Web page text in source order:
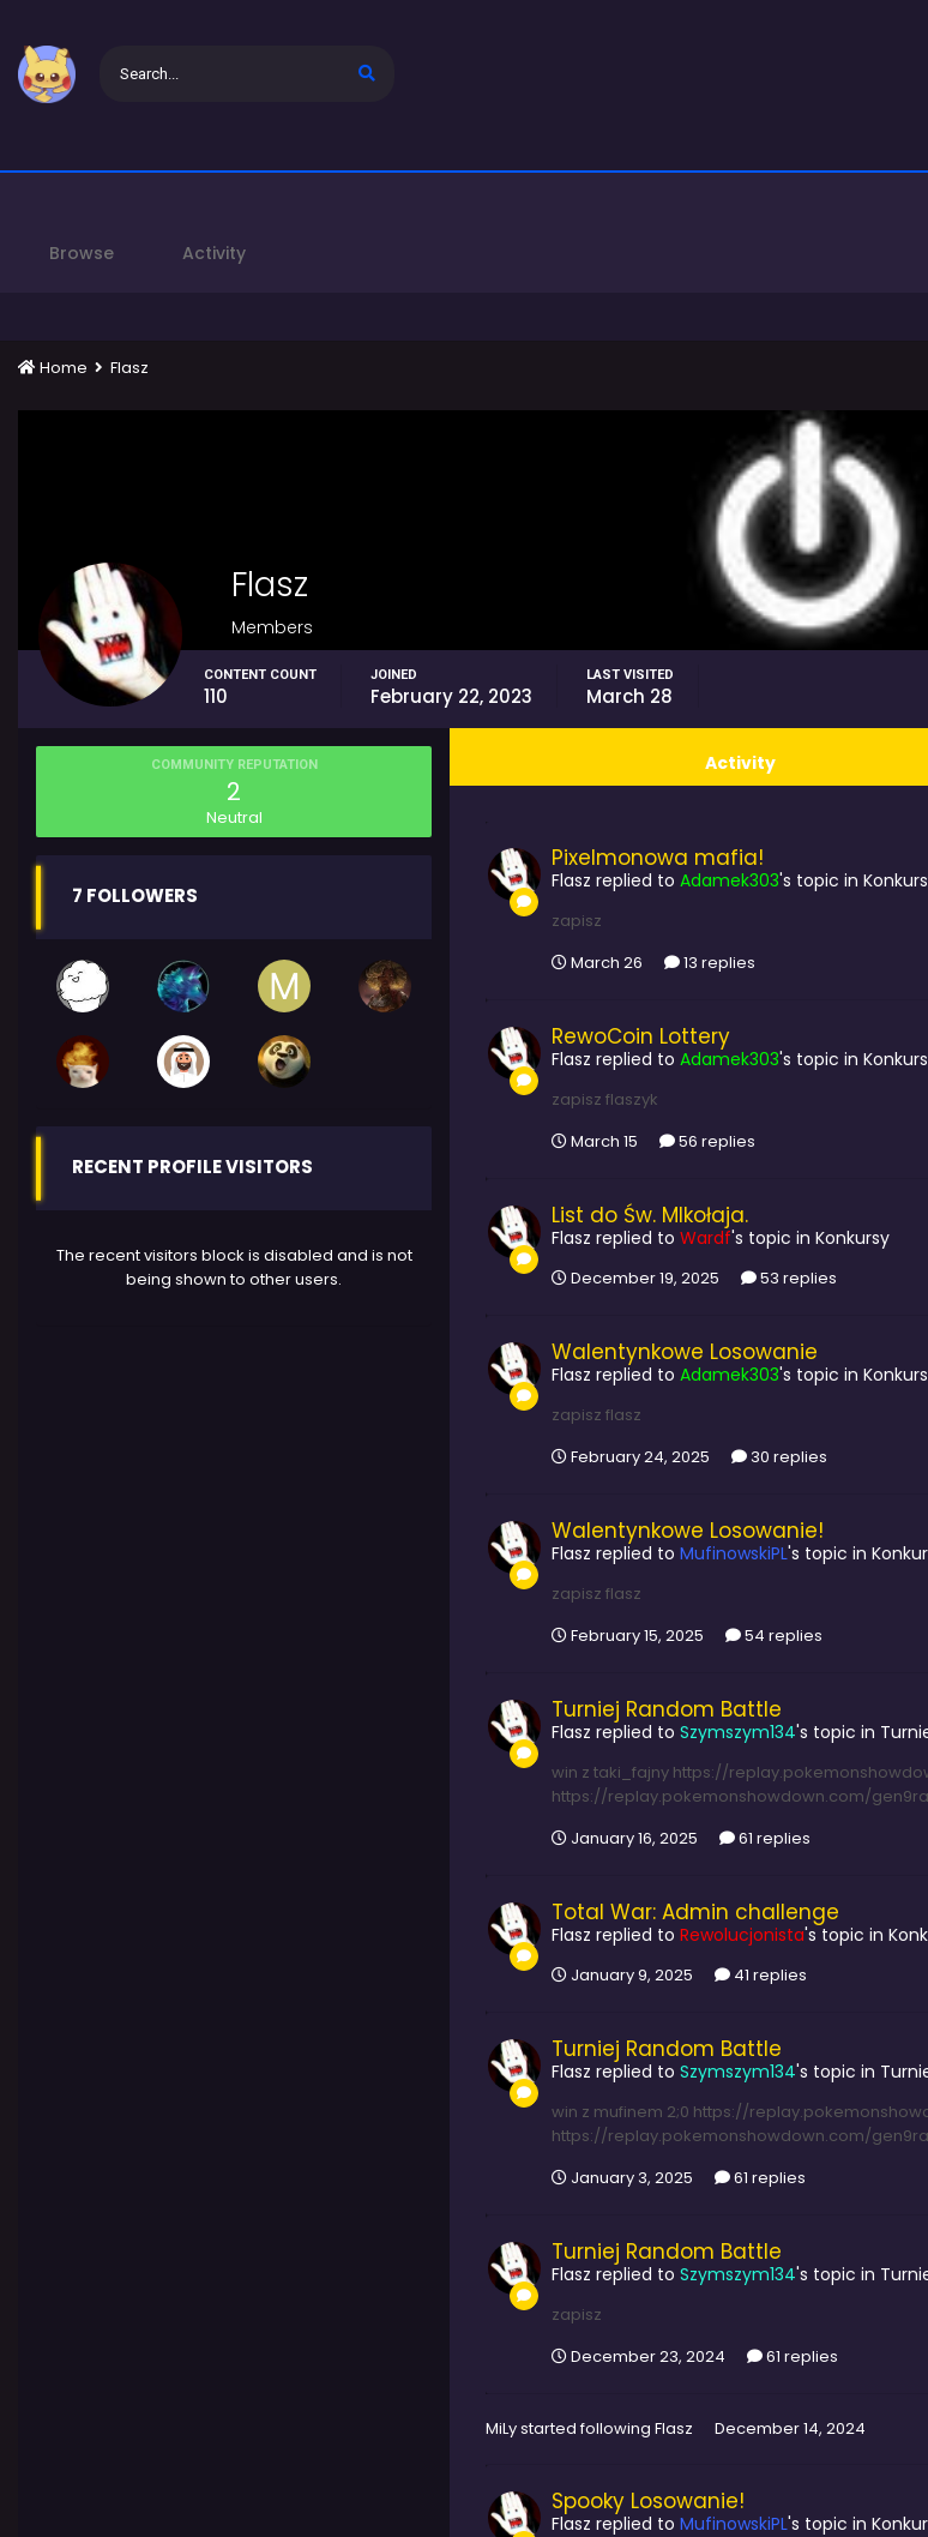
Browse Activity
Home Flasz
Flasz
Members
CONTENT COUNT
110
JOINED
February 22, 2023
LAST VISITED
March 28
COMMUNITY REPUTATION
2
Neutral
7 FOLLOWERS
RECENT PROFILE VISITORS
The recent visitors block is disabled and is not
being shown to other users.
Activity
Pixelmonowa mafia!
Flasz replied to Adamek303's topic in
zapisz
March 26
13 replies
RewoCoin Lottery
Flasz replied to Adamek303's topic in
zapisz flaszyk
March 15
56 replies
List do Św. MIkołaja.
Flasz replied to Wardf's topic in Konkursy
December 19, 2025 53 replies
Walentynkowe Losowanie
Flasz replied to Adamek303's topic in
zapisz flasz
February 24, 2025
30 replies
Walentynkowe Losowanie!
Flasz replied to MufinowskiPL's topic in
zapisz flasz
February 15, 2025
54 replies
Turniej Random Battle
Flasz replied to Szymszym134's topic in
win z taki_fajny https://
https://replay.pokemonshowdown.com/
January 16, 2025
61 replies
Total War: Admin challenge
Flasz replied to Rewolucjonista's topic in
January 9, 2025 41 replies
Turniej Random Battle
Flasz replied to Szymszym134's topic in
win z mufinem 2;0 https://
https://replay.pokemonshowdown.com/
January 3, 2025
61 replies
Turniej Random Battle
Flasz replied to Szymszym134's topic in
zapisz
December 23, 2024
61 replies
MiLystarted following Flasz December 14, 2024
Spooky Losowanie!
Flasz replied to MufinowskiPL's topic in